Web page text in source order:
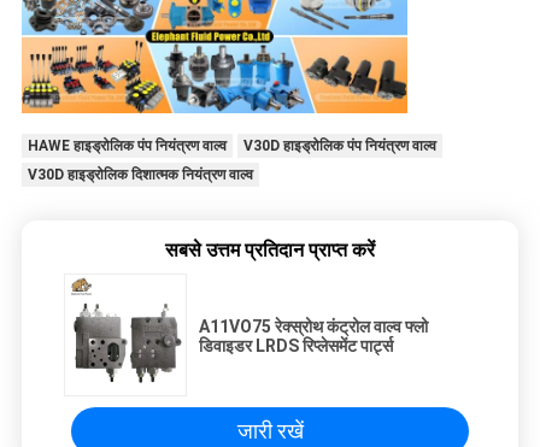
HAWE हाइड्रोलिक पंप नियंत्रण वाल्व
V30D हाइड्रोलिक पंप नियंत्रण वाल्व
V30D हाइड्रोलिक दिशात्मक नियंत्रण वाल्व
सबसे उत्तम प्रतिदान प्राप्त करें
A11VO75 रेक्स्रोथ कंट्रोल वाल्व फ्लो
डिवाइडर LRDS रिप्लेसमेंट पार्ट्स
जारी रखें